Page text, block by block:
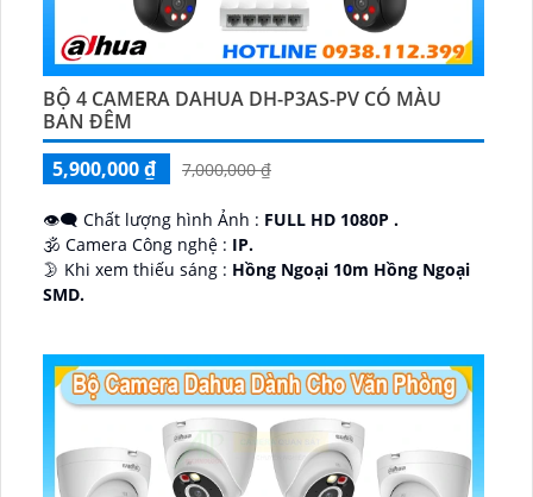
BỘ 4 CAMERA DAHUA DH-P3AS-PV CÓ MÀU
BAN ĐÊM
5,900,000 ₫
7,000,000 ₫
👁️‍🗨 Chất lượng hình Ảnh : FULL HD 1080P .
🕉️ Camera Công nghệ : IP.
🌛 Khi xem thiếu sáng : Hồng Ngoại 10m Hồng Ngoại
SMD.